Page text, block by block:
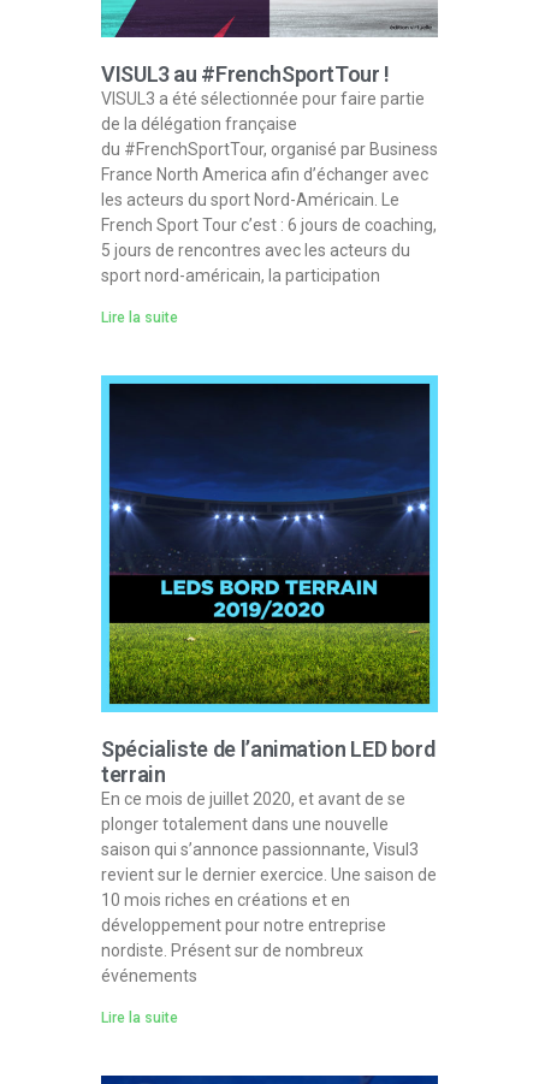
VISUL3 au #FrenchSportTour !
VISUL3 a été sélectionnée pour faire partie
de la délégation française
du #FrenchSportTour, organisé par Business
France North America afin d’échanger avec
les acteurs du sport Nord-Américain. Le
French Sport Tour c’est : 6 jours de coaching,
5 jours de rencontres avec les acteurs du
sport nord-américain, la participation
Lire la suite
Spécialiste de l’animation LED bord
terrain
En ce mois de juillet 2020, et avant de se
plonger totalement dans une nouvelle
saison qui s’annonce passionnante, Visul3
revient sur le dernier exercice. Une saison de
10 mois riches en créations et en
développement pour notre entreprise
nordiste. Présent sur de nombreux
événements
Lire la suite